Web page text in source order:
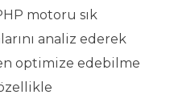
motoru sık
analiz ederek
optimize edebilme